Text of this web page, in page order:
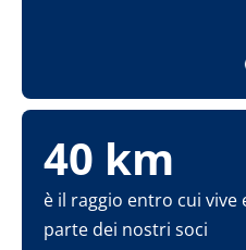
40 km
è il raggio entro cui vive
parte dei nostri soci